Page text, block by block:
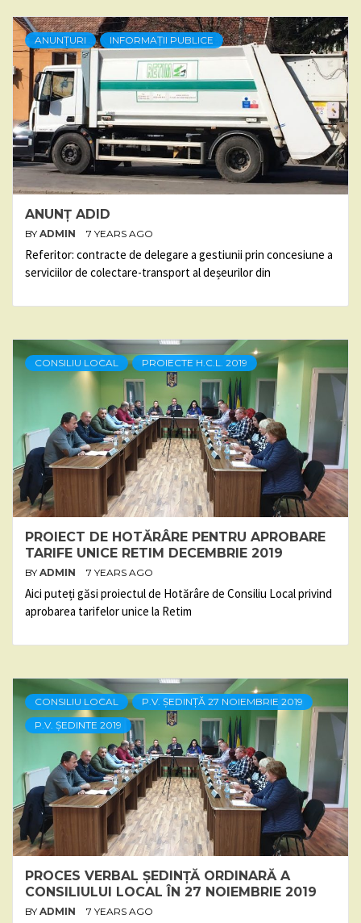
ANUNȚURI INFORMAȚII PUBLICE
ANUNȚ ADID
BY ADMIN 7 YEARS AGO
Referitor: contracte de delegare a gestiunii prin concesiune a
serviciilor de colectare-transport al deșeurilor din
CONSILIU LOCAL PROIECTE H.C.L. 2019
PROIECT DE HOTĂRÂRE PENTRU APROBARE
TARIFE UNICE RETIM DECEMBRIE 2019
BY ADMIN 7 YEARS AGO
Aici puteți găsi proiectul de Hotărâre de Consiliu Local privind
aprobarea tarifelor unice la Retim
CONSILIU LOCAL
P.V. ȘEDINȚĂ 27 NOIEMBRIE 2019
P.V. ȘEDINTE 2019
PROCES VERBAL ȘEDINȚĂ ORDINARĂ A
CONSILIULUI LOCAL ÎN 27 NOIEMBRIE 2019
BY ADMIN 7 YEARS AGO